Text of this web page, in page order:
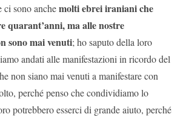
ci sono anchemolti ebrei iraniani che
quarant’anni,ma alle nostre
sono mai venuti; ho saputo della loro
andati alle manifestazioni in ricordo del
non siano mai venuti a manifestare con
perché penso che condividiamo lo
potrebbero esserci di grande aiuto, perché